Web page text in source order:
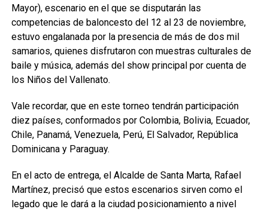
Mayor), escenario en el que se disputarán las
competencias de baloncesto del 12 al 23 de noviembre,
estuvo engalanada por la presencia de más de dos mil
samarios, quienes disfrutaron con muestras culturales de
baile y música, además del show principal por cuenta de
los Niños del Vallenato.
Vale recordar, que en este torneo tendrán participación
diez países, conformados por Colombia, Bolivia, Ecuador,
Chile, Panamá, Venezuela, Perú, El Salvador, República
Dominicana y Paraguay.
En el acto de entrega, el Alcalde de Santa Marta, Rafael
Martínez, precisó que estos escenarios sirven como el
legado que le dará a la ciudad posicionamiento a nivel